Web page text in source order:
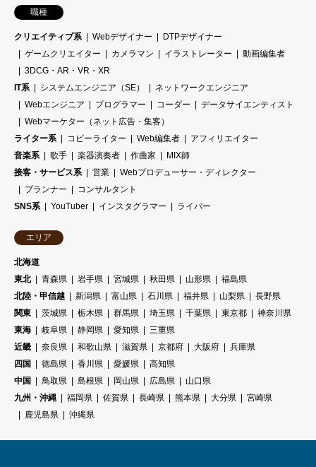
職種
クリエイティブ系 Webデザイナー
DTPデザイナー
ゲームクリエイター
カメラマン イラストレーター
動画編集者
3DCG・AR・VR・XR
IT系
システムエンジニア（SE）
ネットワークエンジニア
Webエンジニア
プログラマー コーダー
データサイエンティスト
Webマーケター（ネット広告・集客）
ライター系
コピーライター Web編集者
アフィリエイター
音楽系
歌手 楽器演奏者 作曲家
MIX師
接客・サービス系
営業
Webプロデューサー・ディレクター
プランナー
コンサルタント
SNS系
YouTuber インスタグラマー ライバー
エリア
北海道
東北
青森県 岩手県 宮城県 秋田県 山形県
福島県
北陸・甲信越
新潟県 富山県 石川県 福井県 山梨県
長野県
関東
茨城県 栃木県 群馬県 埼玉県 千葉県 東京都
神奈川県
東海
岐阜県 静岡県 愛知県
三重県
近畿
奈良県 和歌山県 滋賀県 京都府 大阪府
兵庫県
四国
徳島県 香川県 愛媛県
高知県
中国
鳥取県 島根県 岡山県 広島県
山口県
九州・沖縄
福岡県 佐賀県 長崎県 熊本県 大分県
宮崎県
鹿児島県
沖縄県